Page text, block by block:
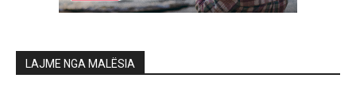
LAJME NGA MALËSIA